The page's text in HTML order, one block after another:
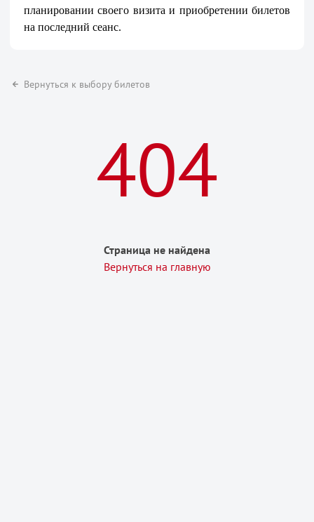
планировании своего визита и приобретении билетов
на последний сеанс.
Вернуться к выбору билетов
404
Страница не найдена
Вернуться на главную